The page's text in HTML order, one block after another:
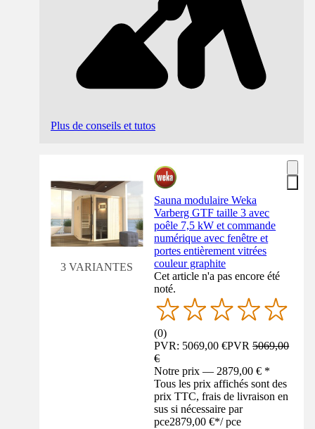
Plus de conseils et tutos
3 VARIANTES
Sauna modulaire Weka
Varberg GTF taille 3 avec
poêle 7,5 kW et commande
numérique avec fenêtre et
portes entièrement vitrées
couleur graphite
Cet article n'a pas encore été
noté.
(0)
PVR: 5069,00 €PVR5069,00
€
Notre prix — 2879,00 € *
Tous les prix affichés sont des
prix TTC, frais de livraison en
sus si nécessaire par
pce2879,00 €*/ pce